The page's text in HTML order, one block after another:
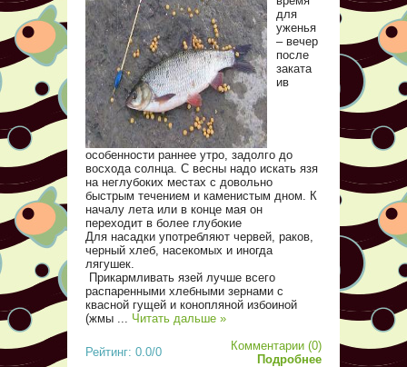
для
уженья
– вечер
после
заката
ив
особенности раннее утро, задолго до
восхода солнца. С весны надо искать язя
на неглубоких местах с довольно
быстрым течением и каменистым дном. К
началу лета или в конце мая он
переходит в более глубокие
Для насадки употребляют червей, раков,
черный хлеб, насекомых и иногда
лягушек.
Прикармливать язей лучше всего
распаренными хлебными зернами с
квасной гущей и конопляной избоиной
(жмы ... Читать дальше »
Рейтинг: 0.0/0
Комментарии (0)
Подробнее